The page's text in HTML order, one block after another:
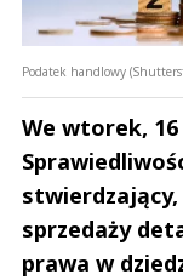
Podatek handlowy
We wtorek, 16
sprzedaży
prawa w